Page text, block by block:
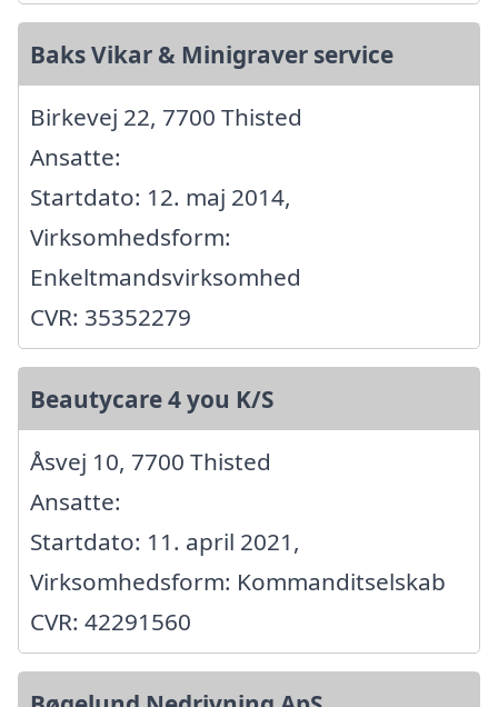
Baks Vikar & Minigraver service
Birkevej 22, 7700 Thisted
Ansatte:
Startdato: 12. maj 2014,
Virksomhedsform:
Enkeltmandsvirksomhed
CVR: 35352279
Beautycare 4 you K/S
Åsvej 10, 7700 Thisted
Ansatte:
Startdato: 11. april 2021,
Virksomhedsform: Kommanditselskab
CVR: 42291560